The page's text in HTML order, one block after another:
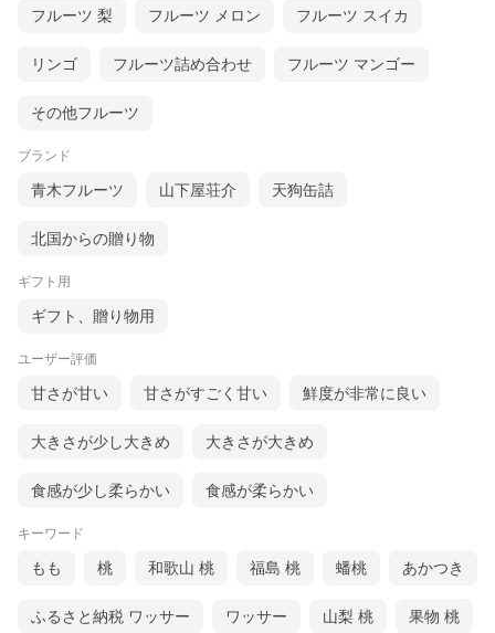
フルーツ 梨 フルーツ メロン フルーツ スイカ
リンゴ フルーツ詰め合わせ フルーツ マンゴー
その他フルーツ
ブランド
青木フルーツ 山下屋荘介 天狗缶詰
北国からの贈り物
ギフト用
ギフト、贈り物用
ユーザー評価
甘さが甘い 甘さがすごく甘い 鮮度が非常に良い
大きさが少し大きめ 大きさが大きめ
食感が少し柔らかい 食感が柔らかい
キーワード
もも 桃 和歌山 桃 福島 桃 蟠桃 あかつき
ふるさと納税 ワッサー ワッサー 山梨 桃 果物 桃